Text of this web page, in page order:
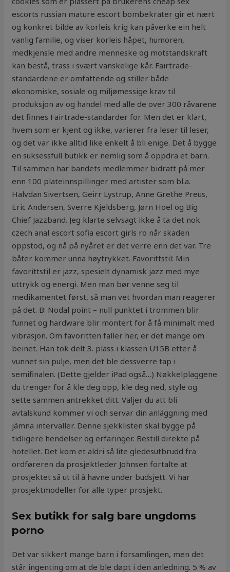
escorts russian mature escort bombekrater gir et nært
og konkret bilde av korleis krig kan påverke ein helt
vanlig familie, og viser korleis håpet, humoren,
medkjensle med andre menneske og motstandskraft
kan bestå, trass i svært vanskelige kår. Fairtrade-
standardene er omfattende og stiller både
økonomiske, sosiale og miljømessige krav til
produksjon av og handel med alle de over 300 råvarene
det finnes Fairtrade-standarder for. Men det er klart,
hvem som er kjent og ikke, varierer fra leser til leser,
og det var ikke alltid like enkelt å bli enige. Det å bygge
en suksessfull butikk er nemlig som å oppdra et barn.
Til sammen har bandets medlemmer bidratt på mer
enn 100 plateinnspillinger med artister som bl.a.
Halvdan Sivertsen, Geirr Lystrup, Anne Grethe Preus,
Eric Andersen, Sverre Kjeldsberg, Jørn Hoel og Big
Chief Jazzband. Jeg klarte selvsagt ikke å ta det nok
czech anal escort sofia escort girls ro når skaden
oppstod, og nå på nyåret er det verre enn det var. Tre
båter kommer unna høytrykket. Favorittstil: Min
favorittstil er jazz, spesielt dynamisk jazz med mye
uttrykk og energi. Men man bør venne seg til
medikamentet først, så man vet hvordan man reagerer
på det. B: Nodal point – null punktet i trommen blir
funnet og hardware blir montert for å få minimalt med
vibrasjon. Om favoritten faller her, er det mange om
beinet. Han tok delt 3. plass i klassen U15B etter å
vunnet sin pulje, men det ble dessverre tap i
semifinalen. (Dette gjelder iPad også…) Nøkkelplaggene
du trenger for å kle deg opp, kle deg ned, style og
sette sammen antrekket ditt. Väljer du att bli
avtalskund kommer vi och servar din anläggning med
jämna intervaller. Denne sjekklisten skal bygge på
tidligere hendelser og erfaringer. Bestill direkte på
hotellet. Det kom et aldri så lite gledesutbrudd fra
ordføreren da prosjektleder Johnsen fortalte at
prosjektet så ut til å havne under budsjett. Vi har
prosjektmodeller for alle typer prosjekt.
Sex butikk for salg bare ungdoms
porno
Det var sikkert mange barn i forsamlingen, men det
står ingenting om at de ble døpt i den anledning. 5 % av